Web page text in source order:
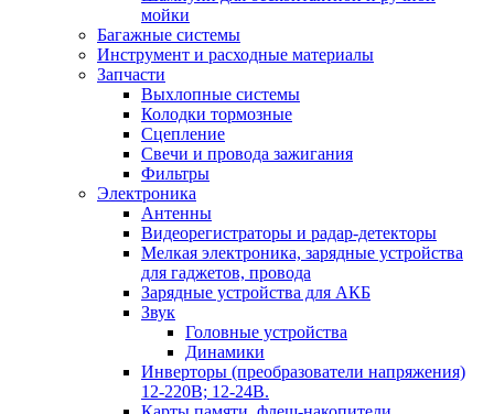
мойки
Багажные системы
Инструмент и расходные материалы
Запчасти
Выхлопные системы
Колодки тормозные
Сцепление
Свечи и провода зажигания
Фильтры
Электроника
Антенны
Видеорегистраторы и радар-детекторы
Мелкая электроника, зарядные устройства
для гаджетов, провода
Зарядные устройства для АКБ
Звук
Головные устройства
Динамики
Инверторы (преобразователи напряжения)
12-220В; 12-24В.